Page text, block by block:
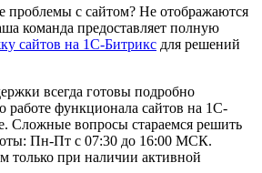
проблемы с сайтом? Не отображаются
команда предоставляет полную
сайтов на 1С-Битрикс для решений
всегда готовы подробно
работе функционала сайтов на 1С-
Сложные вопросы стараемся решить
Пн-Пт с 07:30 до 16:00 МСК.
только при наличии активной